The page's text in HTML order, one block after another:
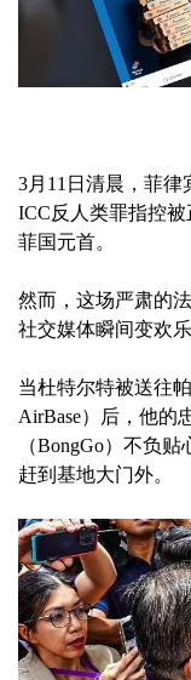
3月11日清晨，菲律
ICC反人类罪指控
菲国元首。
然而，这场严肃的
社交媒体瞬间变欢乐
当杜特尔特被送往
AirBase）后，他的
（BongGo）不负
赶到基地大门外。